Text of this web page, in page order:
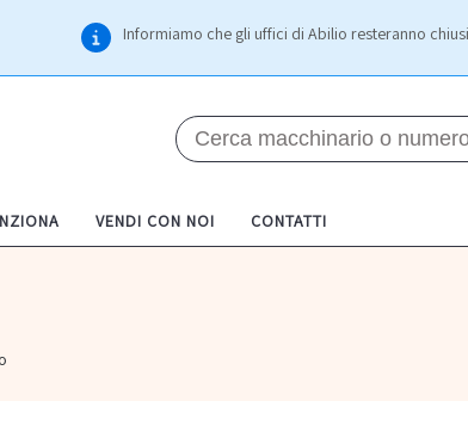
Informiamo che gli uffici di Abilio resteranno
VENDI CON NOI CONTATTI